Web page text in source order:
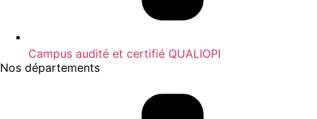
Campus audité et certifié QUALIOPI
Nos départements